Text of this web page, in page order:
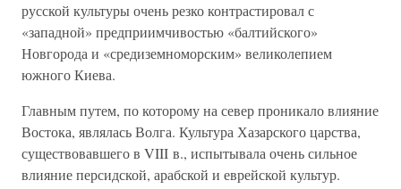
русской культуры очень резко контрастировал с
«западной» предприимчивостью «балтийского»
Новгорода и «средиземноморским» великолепием
южного Киева.
Главным путем, по которому на север проникало влияние
Востока, являлась Волга. Культура Хазарского царства,
существовавшего в VIII в., испытывала очень сильное
влияние персидской, арабской и еврейской культур.